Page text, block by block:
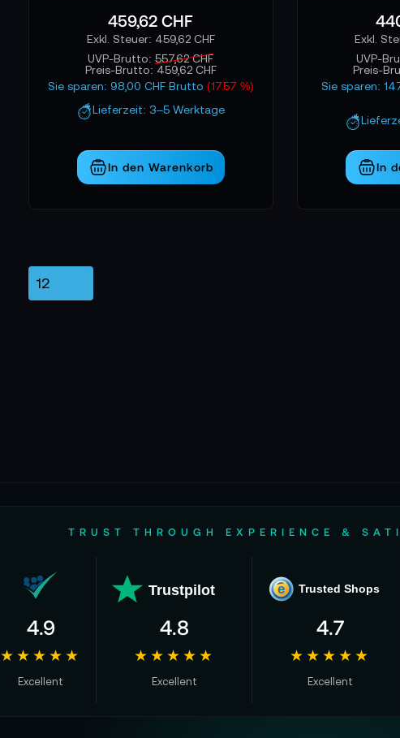
459,62 CHF
459,62 CHF
UVP-Brutto:557,62 CHF
Preis-Brutto: 459,62 CHF
Sie sparen: 98,00 CHF Brutto (17.57 %)
Lieferzeit: 3–5 Werktage
In den Warenkorb
UVP-
Preis-
Sie sparen:
In
TRUST THROUGH EXPERIENCE &
4.9
★★★★★
Excellent
Trustpilot
4.8
★★★★★
Excellent
e Trusted Shops
4.7
★★★★★
Excellent